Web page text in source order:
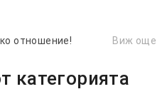
отношение!
Виж още
категорията